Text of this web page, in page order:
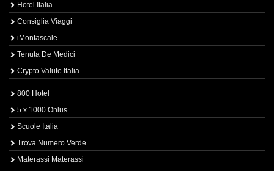
Hotel Italia
Consiglia Viaggi
iMontascale
Tenuta De Medici
Crypto Valute Italia
800 Hotel
5 x 1000 Onlus
Scuole Italia
Trova Numero Verde
Materassi Materassi